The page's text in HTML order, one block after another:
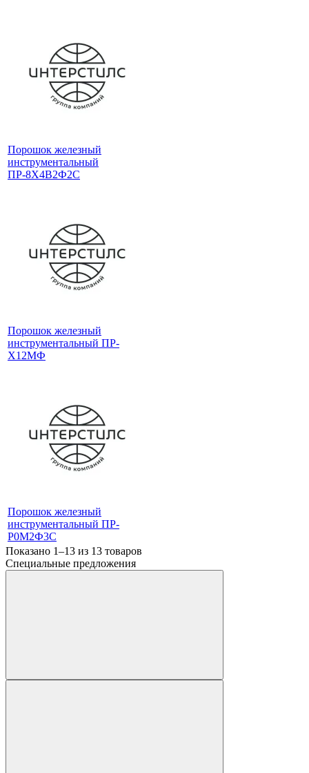
Порошок железный
инструментальный
ПР-8Х4В2Ф2С
Порошок железный
инструментальный ПР-
Х12МФ
Порошок железный
инструментальный ПР-
Р0М2Ф3С
Показано 1–13 из 13 товаров
Специальные предложения